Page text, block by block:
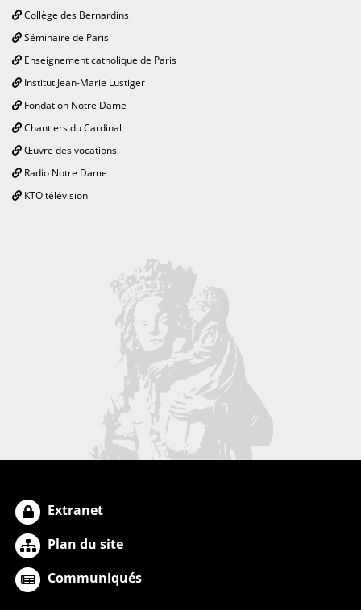
Collège des Bernardins
Séminaire de Paris
Enseignement catholique de Paris
Institut Jean-Marie Lustiger
Fondation Notre Dame
Chantiers du Cardinal
Œuvre des vocations
Radio Notre Dame
KTO télévision
Extranet
Plan du site
Communiqués